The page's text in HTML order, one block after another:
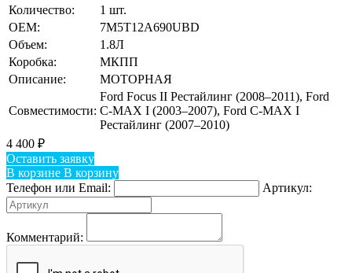
Количество:
1 шт.
OEM:
7M5T12A690UBD
Объем:
1.8Л
Коробка:
МКПП
Описание:
МОТОРНАЯ
Совместимости:
Ford Focus II Рестайлинг (2008–2011), Ford
C-MAX I (2003–2007), Ford C-MAX I
Рестайлинг (2007–2010)
4 400 ₽
Оставить заявку
В корзине В корзину
Телефон или Email:
Артикул:
Комментарий: